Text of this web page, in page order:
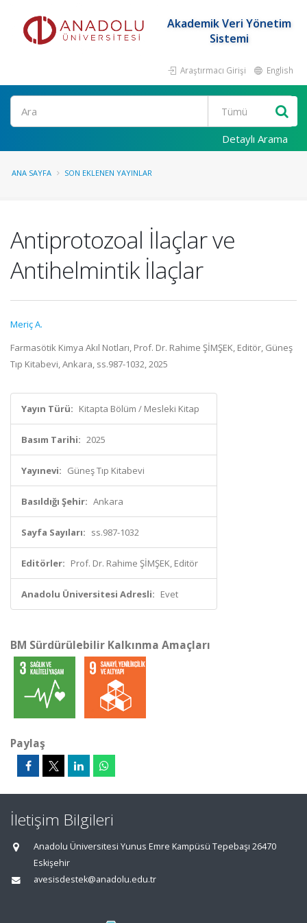
Akademik Veri Yönetim
Sistemi
Araştırmacı Girişi English
Ara
Detaylı Arama
ANA SAYFA SON EKLENEN YAYINLAR
Antiprotozoal İlaçlar ve
Antihelmintik İlaçlar
Meriç A.
Farmasötik Kimya Akıl Notları, Prof. Dr. Rahime ŞİMŞEK, Editör, Güneş
Tıp Kitabevi, Ankara, ss.987-1032, 2025
Yayın Türü: Kitapta Bölüm / Mesleki Kitap
Basım Tarihi: 2025
Yayınevi: Güneş Tıp Kitabevi
Basıldığı Şehir: Ankara
Sayfa Sayıları: ss.987-1032
Editörler: Prof. Dr. Rahime ŞİMŞEK, Editör
Anadolu Üniversitesi Adresli: Evet
BM Sürdürülebilir Kalkınma Amaçları
Paylaş
İletişim Bilgileri
Anadolu Üniversitesi Yunus Emre Kampüsü Tepebaşı 26470
Eskişehir
avesisdestek@anadolu.edu.tr